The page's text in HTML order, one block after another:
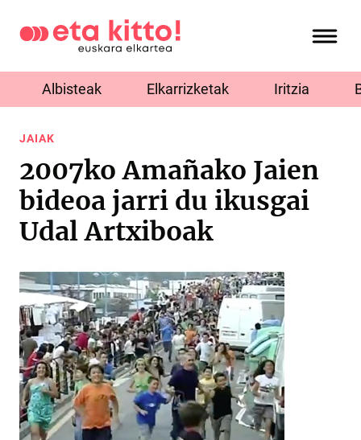
Albisteak Elkarrizketak Iritzia
JAIAK
2007ko Amañako Jaien
bideoa jarri du ikusgai
Udal Artxiboak